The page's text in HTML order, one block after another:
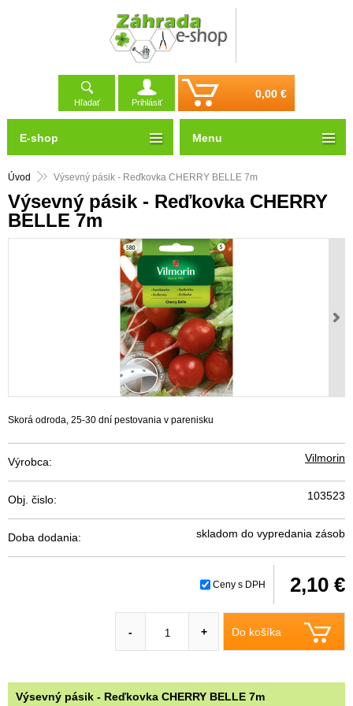
Hľadať Prihlásiť
0,00 €
Úvod Výsevný pásik - Reďkovka CHERRY BELLE 7m
Výsevný pásik - Reďkovka CHERRY
BELLE 7m
Skorá odroda, 25-30 dní pestovania v parenisku
Výrobca: Vilmorin
Obj. čislo: 103523
Doba dodania: skladom do vypredania zásob
Ceny s DPH 2,10 €
Do košíka
- +
Výsevný pásik - Reďkovka CHERRY BELLE 7m
E-shop Menu